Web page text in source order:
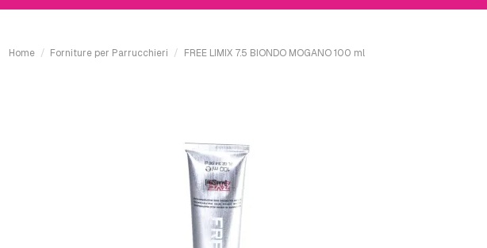
Home Forniture per Parrucchieri FREE LIMIX 7.5 BIONDO MOGANO 100 ml